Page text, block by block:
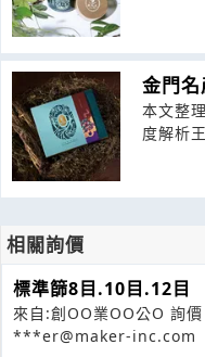
金門
本文整
度解析
相關詢價
標準篩8目.10目.12目
來自:創OO業OO公O 詢價
***er@maker-inc.com